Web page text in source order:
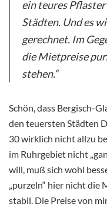
ein teures
Städten. Und es
gerechnet. Im
die Mietpreise
stehen.“
Schön, dass Bergisch-
den teuersten Städten
30 wirklich nicht allzu
im Ruhrgebiet nicht
will, muß sich wohl
„purzeln“ hier nicht die
stabil. Die Preise von